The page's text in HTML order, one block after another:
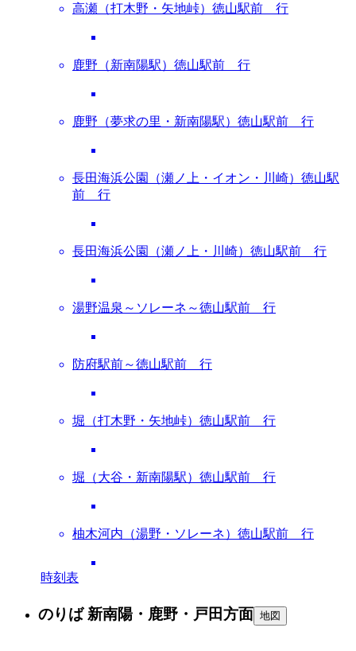
高瀬（打木野・矢地峠）徳山駅前 行
鹿野（新南陽駅）徳山駅前 行
鹿野（夢求の里・新南陽駅）徳山駅前 行
長田海浜公園（瀬ノ上・イオン・川崎）徳山駅
前 行
長田海浜公園（瀬ノ上・川崎）徳山駅前 行
湯野温泉～ソレーネ～徳山駅前 行
防府駅前～徳山駅前 行
堀（打木野・矢地峠）徳山駅前 行
堀（大谷・新南陽駅）徳山駅前 行
柚木河内（湯野・ソレーネ）徳山駅前 行
時刻表
のりば 新南陽・鹿野・戸田方面 地図